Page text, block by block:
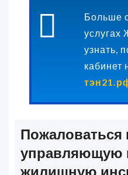
Больше
услугах
узнать,
кабинет
Пожаловаться
управляющую